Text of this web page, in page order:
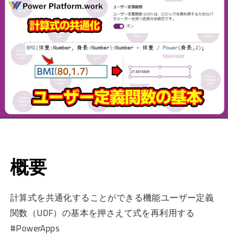
概要
計算式を共通化することができる機能ユーザー定義
関数（UDF）の基本を押さえて式を再利用する
#PowerApps